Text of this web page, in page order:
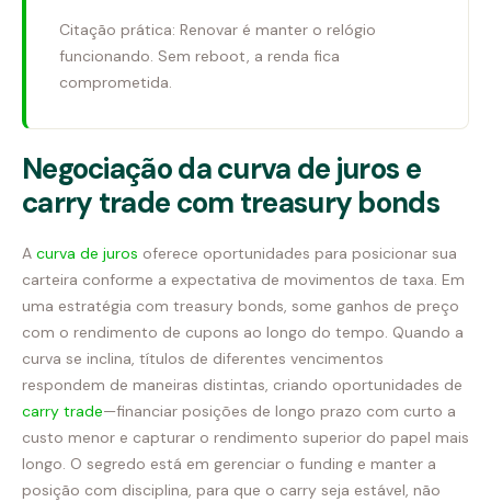
Citação prática: Renovar é manter o relógio
funcionando. Sem reboot, a renda fica
comprometida.
Negociação da curva de juros e
carry trade com treasury bonds
A curva de juros oferece oportunidades para posicionar sua
carteira conforme a expectativa de movimentos de taxa. Em
uma estratégia com treasury bonds, some ganhos de preço
com o rendimento de cupons ao longo do tempo. Quando a
curva se inclina, títulos de diferentes vencimentos
respondem de maneiras distintas, criando oportunidades de
carry trade—financiar posições de longo prazo com curto a
custo menor e capturar o rendimento superior do papel mais
longo. O segredo está em gerenciar o funding e manter a
posição com disciplina, para que o carry seja estável, não